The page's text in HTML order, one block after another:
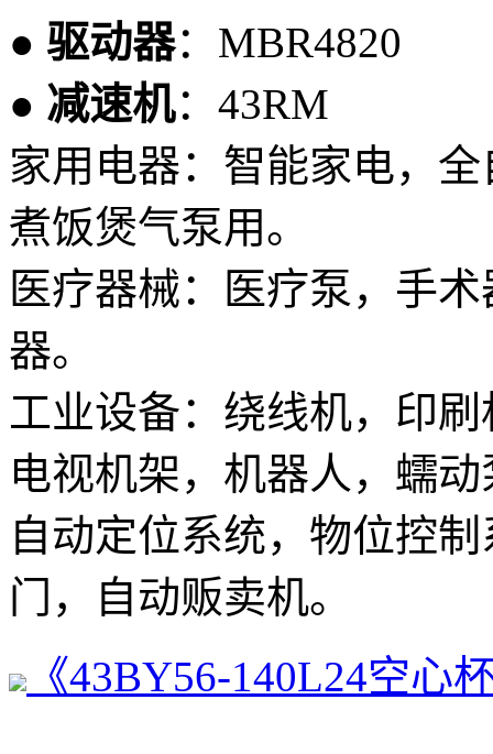
● 驱动器：MBR4820
● 减速机：43RM
家用电器：智能家电，
煮饭煲气泵用。
医疗器械：医疗泵，手
器。
工业设备：绕线机，印
电视机架，机器人，蠕
自动定位系统，物位控
门，自动贩卖机。
《43BY56-140L24空心